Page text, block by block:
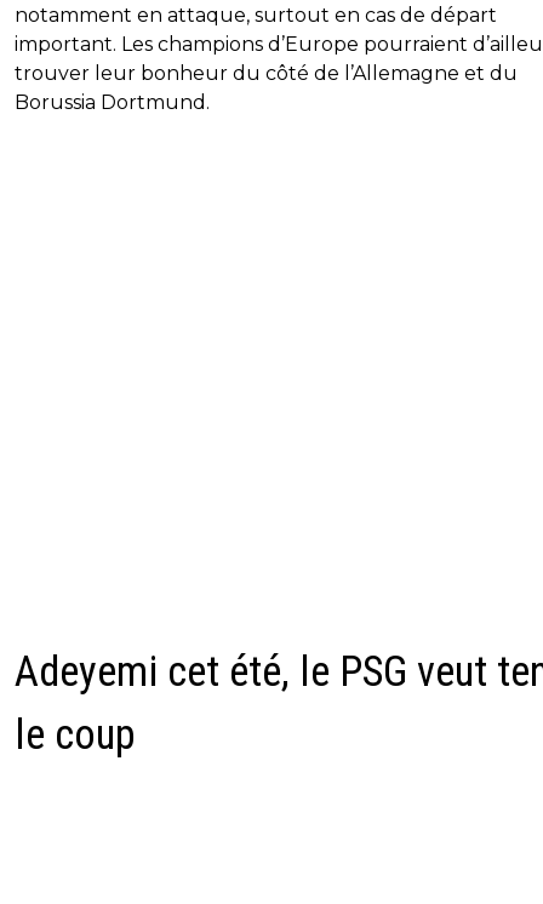
notamment en attaque, surtout en cas de départ
important. Les champions d’Europe pourraient
trouver leur bonheur du côté de l’Allemagne et du
Borussia Dortmund.
Adeyemi cet été, le PSG veut
le coup